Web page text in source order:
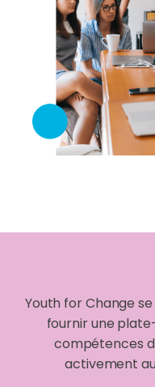
Youth for Change
fournir une
compétences
activement